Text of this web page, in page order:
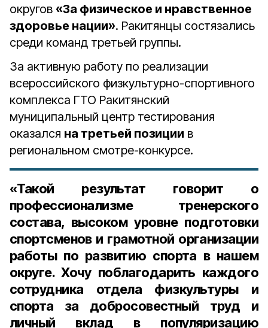
округов «За физическое и нравственное
здоровье нации». Ракитянцы состязались
среди команд третьей группы.
За активную работу по реализации
всероссийского физкультурно-спортивного
комплекса ГТО Ракитянский
муниципальный центр тестирования
оказался на третьей позиции в
региональном смотре-конкурсе.
«Такой результат говорит о
профессионализме тренерского
состава, высоком уровне подготовки
спортсменов и грамотной организации
работы по развитию спорта в нашем
округе. Хочу поблагодарить каждого
сотрудника отдела физкультуры и
спорта за добросовестный труд и
личный вклад в популяризацию